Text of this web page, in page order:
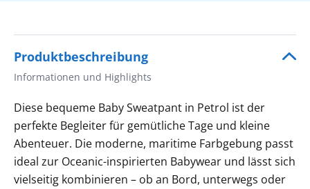
Produktbeschreibung
Informationen und Highlights
Diese bequeme Baby Sweatpant in Petrol ist der
perfekte Begleiter für gemütliche Tage und kleine
Abenteuer. Die moderne, maritime Farbgebung passt
ideal zur Oceanic-inspirierten Babywear und lässt sich
vielseitig kombinieren – ob an Bord, unterwegs oder